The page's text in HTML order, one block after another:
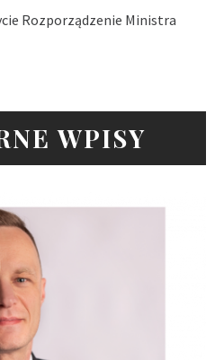
Rozporządzenie Ministra
WPISY